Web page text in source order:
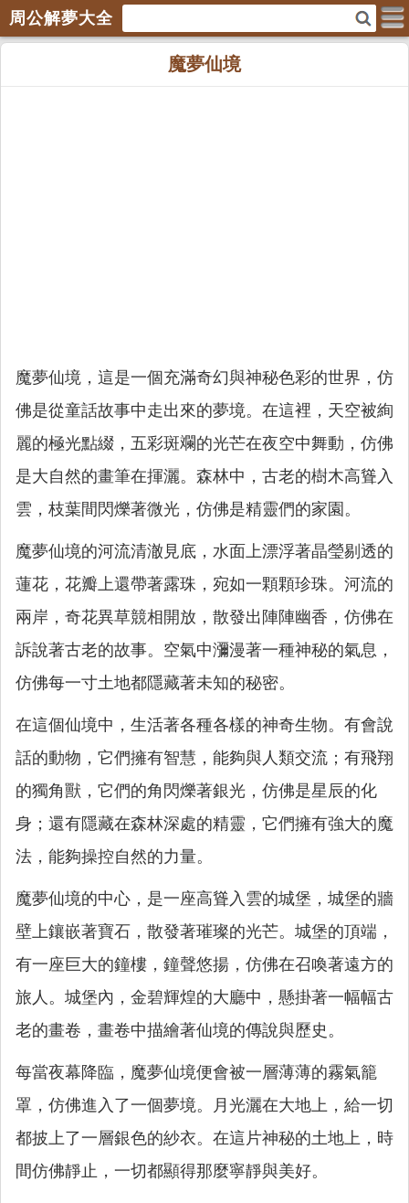
周公解夢大全
魔夢仙境
魔夢仙境，這是一個充滿奇幻與神秘色彩的世界，仿
佛是從童話故事中走出來的夢境。在這裡，天空被絢
麗的極光點綴，五彩斑斕的光芒在夜空中舞動，仿佛
是大自然的畫筆在揮灑。森林中，古老的樹木高聳入
雲，枝葉間閃爍著微光，仿佛是精靈們的家園。
魔夢仙境的河流清澈見底，水面上漂浮著晶瑩剔透的
蓮花，花瓣上還帶著露珠，宛如一顆顆珍珠。河流的
兩岸，奇花異草競相開放，散發出陣陣幽香，仿佛在
訴說著古老的故事。空氣中瀰漫著一種神秘的氣息，
仿佛每一寸土地都隱藏著未知的秘密。
在這個仙境中，生活著各種各樣的神奇生物。有會說
話的動物，它們擁有智慧，能夠與人類交流；有飛翔
的獨角獸，它們的角閃爍著銀光，仿佛是星辰的化
身；還有隱藏在森林深處的精靈，它們擁有強大的魔
法，能夠操控自然的力量。
魔夢仙境的中心，是一座高聳入雲的城堡，城堡的牆
壁上鑲嵌著寶石，散發著璀璨的光芒。城堡的頂端，
有一座巨大的鐘樓，鐘聲悠揚，仿佛在召喚著遠方的
旅人。城堡內，金碧輝煌的大廳中，懸掛著一幅幅古
老的畫卷，畫卷中描繪著仙境的傳說與歷史。
每當夜幕降臨，魔夢仙境便會被一層薄薄的霧氣籠
罩，仿佛進入了一個夢境。月光灑在大地上，給一切
都披上了一層銀色的紗衣。在這片神秘的土地上，時
間仿佛靜止，一切都顯得那麼寧靜與美好。